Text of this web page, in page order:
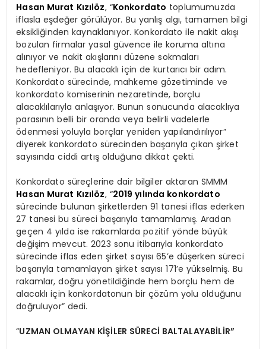
Hasan Murat Kızılöz, “Konkordato toplumumuzda
iflasla eşdeğer görülüyor. Bu yanlış algı, tamamen bilgi
eksikliğinden kaynaklanıyor. Konkordato ile nakit akışı
bozulan firmalar yasal güvence ile koruma altına
alınıyor ve nakit akışlarını düzene sokmaları
hedefleniyor. Bu alacaklı için de kurtarıcı bir adım.
Konkordato sürecinde, mahkeme gözetiminde ve
konkordato komiserinin nezaretinde, borçlu
alacaklılarıyla anlaşıyor. Bunun sonucunda alacaklıya
parasının belli bir oranda veya belirli vadelerle
ödenmesi yoluyla borçlar yeniden yapılandırılıyor”
diyerek konkordato sürecinden başarıyla çıkan şirket
sayısında ciddi artış olduğuna dikkat çekti.
Konkordato süreçlerine dair bilgiler aktaran SMMM
Hasan Murat Kızılöz, “2019 yılında konkordato
sürecinde bulunan şirketlerden 91 tanesi iflas ederken
27 tanesi bu süreci başarıyla tamamlamış. Aradan
geçen 4 yılda ise rakamlarda pozitif yönde büyük
değişim mevcut. 2023 sonu itibarıyla konkordato
sürecinde iflas eden şirket sayısı 65’e düşerken süreci
başarıyla tamamlayan şirket sayısı 171’e yükselmiş. Bu
rakamlar, doğru yönetildiğinde hem borçlu hem de
alacaklı için konkordatonun bir çözüm yolu olduğunu
doğruluyor” dedi.
“UZMAN OLMAYAN KİŞİLER SÜRECİ BALTALAYABİLİR”